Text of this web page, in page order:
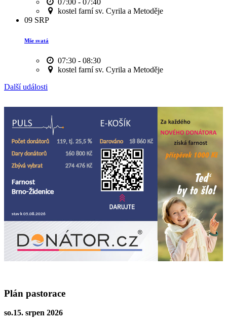
07:00 - 07:40
kostel farní sv. Cyrila a Metoděje
09 SRP
Mše svatá
07:30 - 08:30
kostel farní sv. Cyrila a Metoděje
Další události
Plán pastorace
so.15. srpen 2026